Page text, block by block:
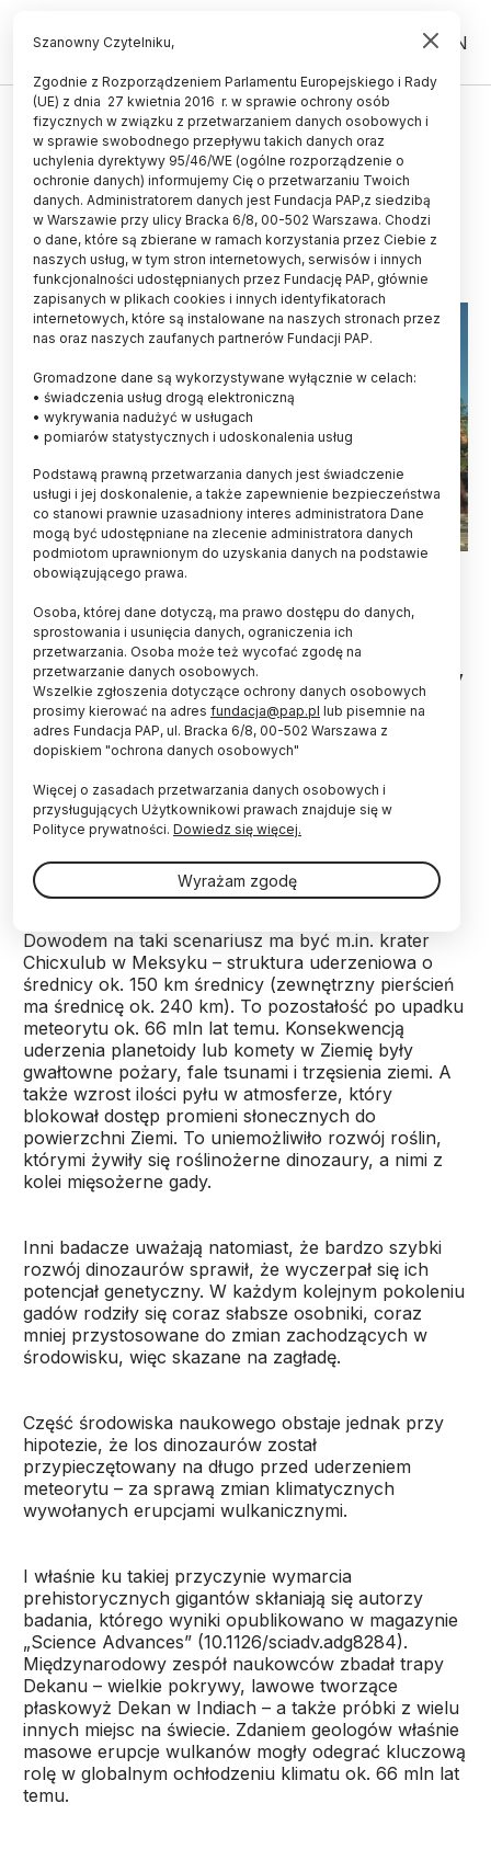
PL EN
ŚWIAT
Erupcje wulkaniczne możliwą
przyczyną wymarcia dinozaurów
14.12.2023
aktualizacja: 14.12.2023
3 minuty czytania
Fot. Adobe Stock
Kolejne badanie pozwala sądzić, że meteoryt,
który uderzył w Ziemię, tylko częściowo
odpowiadał za wyginięcie dinozaurów. Główną
przyczyną zagłady prehistorycznych gadów miały
być zmiany klimatyczne wywołane
wcześniejszymi masowymi erupcjami wulkanów.
Naukowcy nie są zgodni, co było dominującą
przyczyną wyginięcia wielkich gadów, które pojawiły
się na Ziemi w triasie i żyły do końca kredy. Jedna z
sprowadził zagładę nadinozaury.
Dowodem na taki scenariusz ma być m.in. krater
Chicxulub w Meksyku – struktura uderzeniowa o
średnicy ok. 150 km średnicy (zewnętrzny pierścień
ma średnicę ok. 240 km). To pozostałość po upadku
meteorytu ok. 66 mln lat temu. Konsekwencją
uderzenia planetoidy lub komety w Ziemię były
gwałtowne pożary, fale tsunami i trzęsienia ziemi. A
także wzrost ilości pyłu w atmosferze, który
blokował dostęp promieni słonecznych do
powierzchni Ziemi. To uniemożliwiło rozwój roślin,
którymi żywiły się roślinożerne dinozaury, a nimi z
kolei mięsożerne gady.
Inni badacze uważają natomiast, że bardzo szybki
rozwój dinozaurów sprawił, że wyczerpał się ich
potencjał genetyczny. W każdym kolejnym pokoleniu
gadów rodziły się coraz słabsze osobniki, coraz
mniej przystosowane do zmian zachodzących w
środowisku, więc skazane na zagładę.
Część środowiska naukowego obstaje jednak przy
hipotezie, że los dinozaurów został
przypieczętowany na długo przed uderzeniem
meteorytu – za sprawą zmian klimatycznych
wywołanych erupcjami wulkanicznymi.
I właśnie ku takiej przyczynie wymarcia
prehistorycznych gigantów skłaniają się autorzy
badania, którego wyniki opublikowano w magazynie
„Science Advances” (10.1126/sciadv.adg8284).
Międzynarodowy zespół naukowców zbadał trapy
Dekanu – wielkie pokrywy, lawowe tworzące
płaskowyż Dekan w Indiach – a także próbki z wielu
innych miejsc na świecie. Zdaniem geologów właśnie
masowe erupcje wulkanów mogły odegrać kluczową
rolę w globalnym ochłodzeniu klimatu ok. 66 mln lat
temu.
Szanowny Czytelniku,
Zgodnie z Rozporządzeniem Parlamentu Europejskiego i Rady
(UE) z dnia 27 kwietnia 2016 r. w sprawie ochrony osób
fizycznych w związku z przetwarzaniem danych osobowych i
w sprawie swobodnego przepływu takich danych oraz
uchylenia dyrektywy 95/46/WE (ogólne rozporządzenie o
ochronie danych) informujemy Cię o przetwarzaniu Twoich
danych. Administratorem danych jest Fundacja PAP,z siedzibą
w Warszawie przy ulicy Bracka 6/8, 00-502 Warszawa. Chodzi
o dane, które są zbierane w ramach korzystania przez Ciebie z
naszych usług, w tym stron internetowych, serwisów i innych
funkcjonalności udostępnianych przez Fundację PAP, głównie
zapisanych w plikach cookies i innych identyfikatorach
internetowych, które są instalowane na naszych stronach przez
nas oraz naszych zaufanych partnerów Fundacji PAP.
Gromadzone dane są wykorzystywane wyłącznie w celach:
• świadczenia usług drogą elektroniczną
• wykrywania nadużyć w usługach
• pomiarów statystycznych i udoskonalenia usług
Podstawą prawną przetwarzania danych jest świadczenie
usługi i jej doskonalenie, a także zapewnienie bezpieczeństwa
co stanowi prawnie uzasadniony interes administratora Dane
mogą być udostępniane na zlecenie administratora danych
podmiotom uprawnionym do uzyskania danych na podstawie
obowiązującego prawa.
Osoba, której dane dotyczą, ma prawo dostępu do danych,
sprostowania i usunięcia danych, ograniczenia ich
przetwarzania. Osoba może też wycofać zgodę na
przetwarzanie danych osobowych.
Wszelkie zgłoszenia dotyczące ochrony danych osobowych
prosimy kierować na adres fundacja@pap.pl lub pisemnie na
adres Fundacja PAP, ul. Bracka 6/8, 00-502 Warszawa z
dopiskiem "ochrona danych osobowych"
Więcej o zasadach przetwarzania danych osobowych i
przysługujących Użytkownikowi prawach znajduje się w
Polityce prywatności. Dowiedz się więcej.
Wyrażam zgodę